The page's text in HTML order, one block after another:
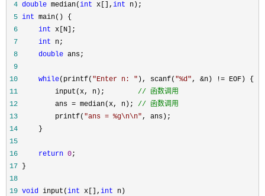
4 double median(int x[], int
5 int
6
int
7
int
8
double
9
10
while(printf( "Enter n: " ), scanf( "%d", &n) !=
11
         input(x, n);
// 函数调用
12
         ans = median(x, n);
// 函数调用
13
         printf(
"ans = %g\n\n"
14
15
16
return 0
17
18
19 void input(int x[], int